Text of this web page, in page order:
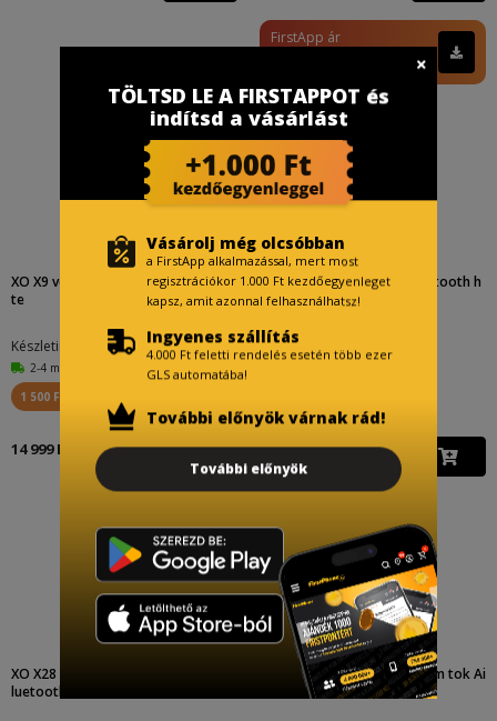
FirstApp ár
XO X9 vezeték nélküli headset, feke
te
Készletinfó:
2-4 munkanap
1 500 Ft visszajár
14 999 Ft
XO X22 vezeték nélküli Bluetooth h
eadset (Fehér)...
Készletinfó:
11 999 Ft
XO X28 cink házas vezeték nélküli B
luetooth headse...
Guess 4G Script PC/PU Charm tok Ai
rPods Pro 2 (Bar...
TÖLTSD LE A FIRSTAPPOT és
indítsd a vásárlást
Vásárolj még olcsóbban
a FirstApp alkalmazással, mert most
regisztrációkor 1.000 Ft kezdőegyenleget
kapsz, amit azonnal felhasználhatsz!
Ingyenes szállítás
4.000 Ft feletti rendelés esetén több ezer
GLS automatába!
További előnyök várnak rád!
További előnyök